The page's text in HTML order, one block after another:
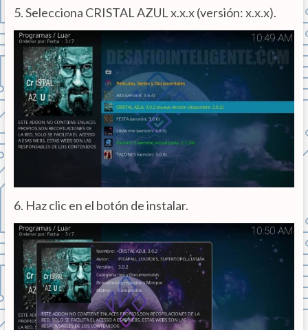
5. Selecciona CRISTAL AZUL x.x.x (versión: x.x.x).
6. Haz clic en el botón de instalar.